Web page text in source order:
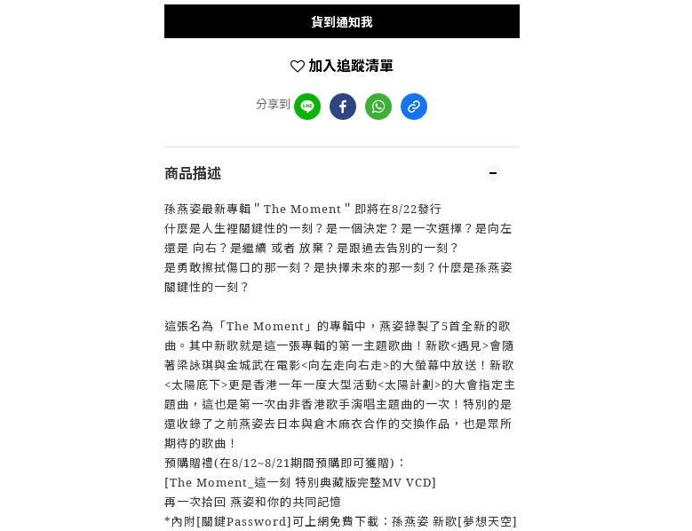
貨到通知我
加入追蹤清單
分享到
商品描述
孫燕姿最新專輯＂The Moment＂即將在8/22發行
什麼是人生裡關鍵性的一刻？是一個決定？是一次選擇？是向左
還是 向右？是繼續 或者 放棄？是跟過去告別的一刻？
是勇敢擦拭傷口的那一刻？是抉擇未來的那一刻？什麼是孫燕姿
關鍵性的一刻？
這張名為「The Moment」的專輯中，燕姿錄製了5首全新的歌
曲。其中新歌就是這一張專輯的第一主題歌曲！新歌<遇見>會隨
著梁詠琪與金城武在電影<向左走向右走>的大螢幕中放送！新歌
<太陽底下>更是香港一年一度大型活動<太陽計劃>的大會指定主
題曲，這也是第一次由非香港歌手演唱主題曲的一次！特別的是
還收錄了之前燕姿去日本與倉木麻衣合作的交換作品，也是眾所
期待的歌曲！
預購贈禮(在8/12~8/21期間預購即可獲贈)：
[The Moment_這一刻 特別典藏版完整MV VCD]
再一次拾回 燕姿和你的共同記憶
*內附[關鍵Password]可上網免費下載：孫燕姿 新歌[夢想天空]